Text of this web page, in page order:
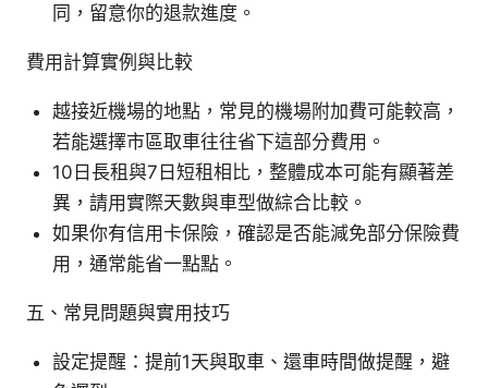
同，留意你的退款進度。
費用計算實例與比較
越接近機場的地點，常見的機場附加費可能較高，
若能選擇市區取車往往省下這部分費用。
10日長租與7日短租相比，整體成本可能有顯著差
異，請用實際天數與車型做綜合比較。
如果你有信用卡保險，確認是否能減免部分保險費
用，通常能省一點點。
五、常見問題與實用技巧
設定提醒：提前1天與取車、還車時間做提醒，避